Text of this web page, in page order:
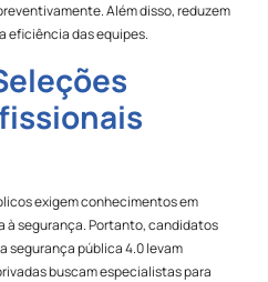
Além disso, reduzem
eficiência das equipes.
exigem conhecimentos em
segurança. Portanto, candidatos
segurança pública 4.0 levam
buscam especialistas para